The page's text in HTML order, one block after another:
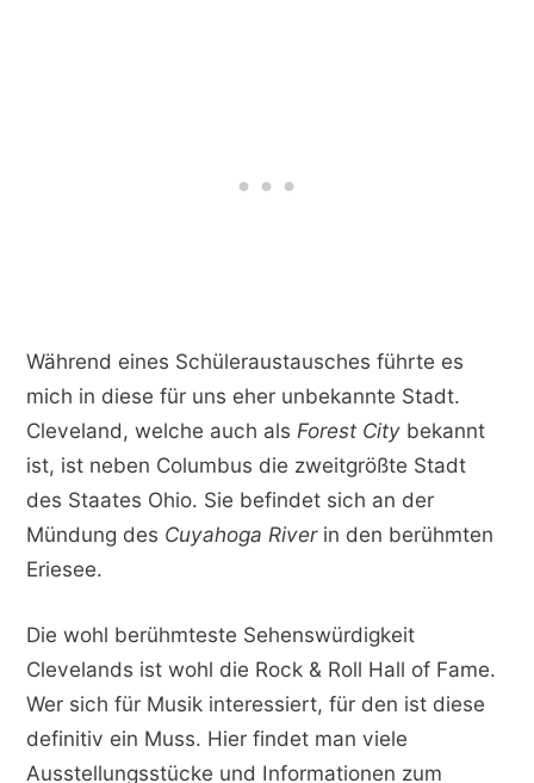
Während eines Schüleraustausches führte es
mich in diese für uns eher unbekannte Stadt.
Cleveland, welche auch als Forest City bekannt
ist, ist neben Columbus die zweitgrößte Stadt
des Staates Ohio. Sie befindet sich an der
Mündung des Cuyahoga Riverin den berühmten
Eriesee.
Die wohl berühmteste Sehenswürdigkeit
Clevelands ist wohl die Rock & Roll Hall of Fame.
Wer sich für Musik interessiert, für den ist diese
definitiv ein Muss. Hier findet man viele
Ausstellungsstücke und Informationen zum